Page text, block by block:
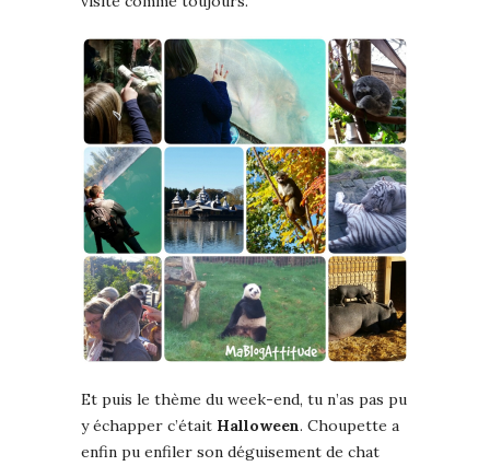
Et puis le thème du week-end, tu n’as pas pu
y échapper c’était Halloween. Choupette a
enfin pu enfiler son déguisement de chat